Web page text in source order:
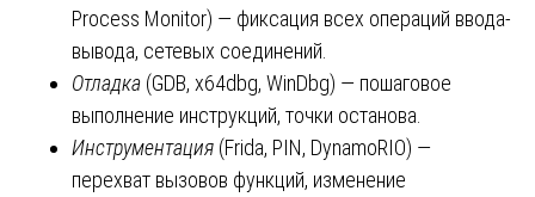
Process Monitor) — фиксация всех операций ввода-
вывода, сетевых соединений.
Отладка (GDB, x64dbg, WinDbg) — пошаговое
выполнение инструкций, точки останова.
Инструментация (Frida, PIN, DynamoRIO) —
перехват вызовов функций, изменение